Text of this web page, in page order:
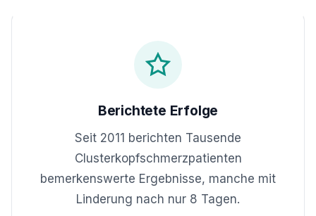
Berichtete Erfolge
Seit 2011 berichten Tausende
Clusterkopfschmerzpatienten
bemerkenswerte Ergebnisse, manche mit
Linderung nach nur 8 Tagen.